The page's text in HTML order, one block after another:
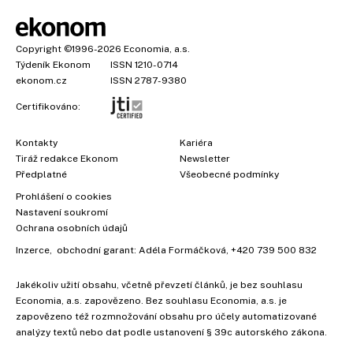
Copyright ©1996-2026 Economia, a.s.
Týdeník Ekonom
ISSN 1210-0714
ekonom.cz
ISSN 2787-9380
Certifikováno:
Kontakty
Tiráž redakce Ekonom
Předplatné
Kariéra
Newsletter
Všeobecné podmínky
Prohlášení o cookies
Nastavení soukromí
Ochrana osobních údajů
Inzerce , obchodní garant: Adéla Formáčková +420 739 500 832
Jakékoliv užití obsahu, včetně převzetí článků, je bez souhlasu
Economia, a.s. zapovězeno. Bez souhlasu Economia, a.s. je
zapovězeno též rozmnožování obsahu pro účely automatizované
analýzy textů nebo dat podle ustanovení § 39c autorského zákona.